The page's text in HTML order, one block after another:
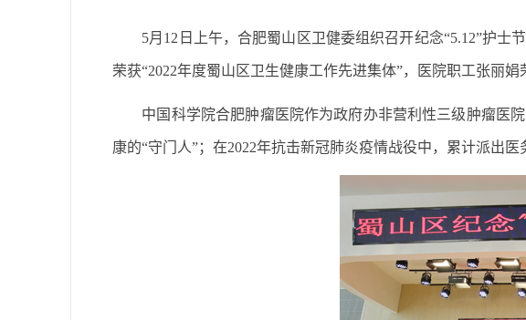
5月12日上午，合肥蜀山区卫健委组织召开纪念“5.12”护
荣获“2022年度蜀山区卫生健康工作先进集体”，医院职工张丽娟
中国科学院合肥肿瘤医院作为政府办非营利性三级肿瘤医
康的“守门人”；在2022年抗击新冠肺炎疫情战役中，累计派出